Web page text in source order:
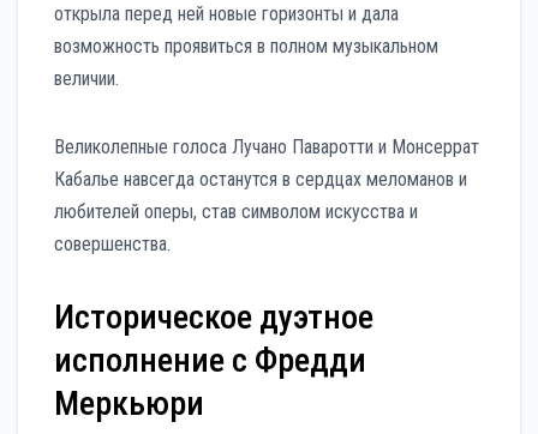
открыла перед ней новые горизонты и дала
возможность проявиться в полном музыкальном
величии.
Великолепные голоса Лучано Паваротти и Монсеррат
Кабалье навсегда останутся в сердцах меломанов и
любителей оперы, став символом искусства и
совершенства.
Историческое дуэтное
исполнение с Фредди
Меркьюри